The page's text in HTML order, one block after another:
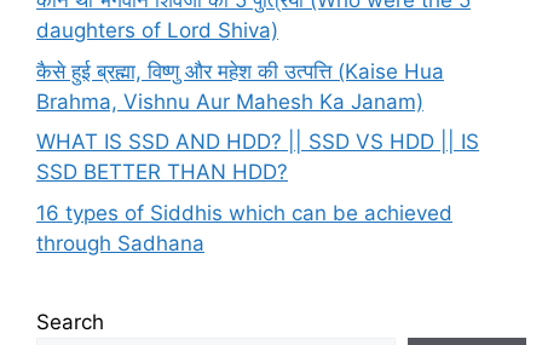
daughters of Lord Shiva)
कैसे हुई ब्रह्मा, विष्णु और महेश की उत्पत्ति (Kaise Hua
Brahma, Vishnu Aur Mahesh Ka Janam)
WHAT IS SSD AND HDD? || SSD VS HDD || IS
SSD BETTER THAN HDD?
16 types of Siddhis which can be achieved
through Sadhana
Search